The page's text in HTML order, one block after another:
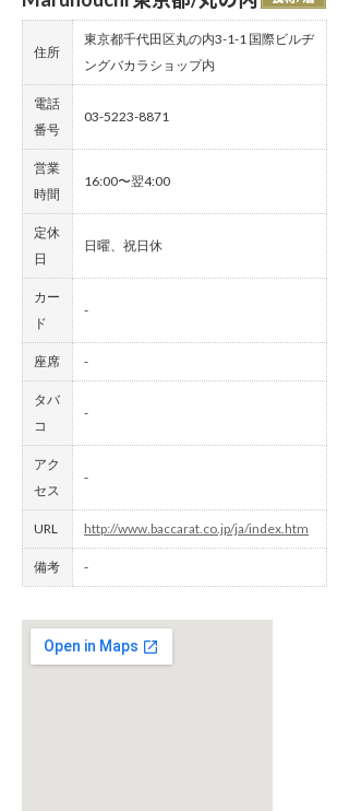
住所
東京都千代田区丸の内3-1-1 国際ビルヂ
ングバカラショップ内
電話
番号
03-5223-8871
営業
時間
16:00〜翌4:00
定休
日
日曜、祝日休
カー
ド
-
座席 -
タバ
コ
-
アク
セス
-
URL http://www.baccarat.co.jp/ja/index.htm
備考 -